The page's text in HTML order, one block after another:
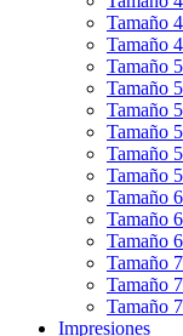
Tamaño
Tamaño
Tamaño
Tamaño
Tamaño
Tamaño
Tamaño
Tamaño
Tamaño
Tamaño
Tamaño
Tamaño
Tamaño
Tamaño
Impresiones